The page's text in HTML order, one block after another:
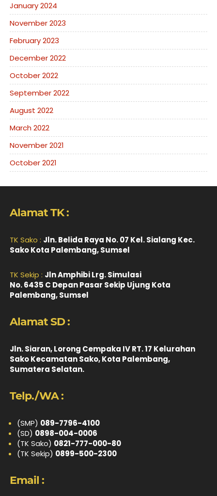
January 2024
November 2023
February 2023
December 2022
October 2022
September 2022
August 2022
March 2022
November 2021
October 2021
Alamat TK :
TK Sako : Jln. Belida Raya No. 07 Kel. Sialang Kec.
Sako Kota Palembang, Sumsel
TK Sekip : Jln Amphibi Lrg. Simulasi
No. 6435 C Depan Pasar Sekip Ujung Kota
Palembang, Sumsel
Alamat SD :
Jln. Siaran, Lorong Cempaka IV RT. 17 Kelurahan
Sako Kecamatan Sako, Kota Palembang,
Sumatera Selatan.
Telp./WA :
(SMP) 089-7796-4100
(SD) 0898-004-0006
(TK Sako) 0821-777-000-80
(TK Sekip) 0899-500-2300
Email :